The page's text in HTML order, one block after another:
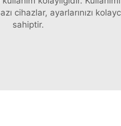
cihazlar, ayarlarınızı
sahiptir.